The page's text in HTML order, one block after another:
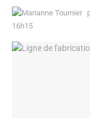
16h15